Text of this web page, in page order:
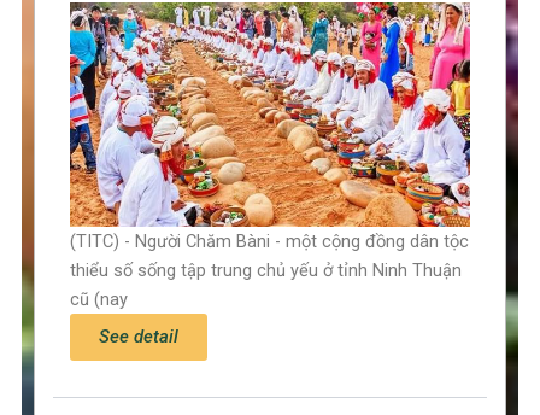
(TITC) - Người Chăm Bàni - một cộng đồng dân tộc
thiểu số sống tập trung chủ yếu ở tỉnh Ninh Thuận
cũ (nay
See detail